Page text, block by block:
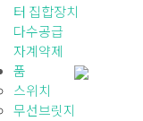
터 집합장치
다수공급
자계약제
품
스위치
무선브릿지